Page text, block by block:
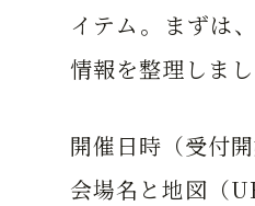
イテム。まずは
情報を整理しまし
開催日時（受付
会場名と地図（